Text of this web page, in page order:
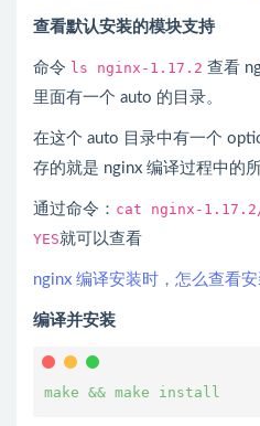
查看默认安装的模块支持
命令 ls nginx-1.17.2 查看
里面有一个 auto 的目录。
在这个 auto 目录中有一个
存的就是 nginx 编译过程中的
通过命令： cat nginx-
YES就可以查看
nginx 编译安装时，怎么查看
编译并安装
make && make install